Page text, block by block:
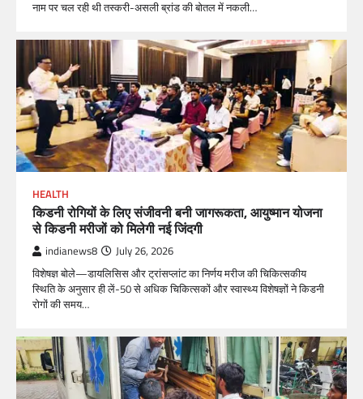
नाम पर चल रही थी तस्करी-असली ब्रांड की बोतल में नकली…
HEALTH
किडनी रोगियों के लिए संजीवनी बनी जागरूकता, आयुष्मान योजना
से किडनी मरीजों को मिलेगी नई जिंदगी
indianews8 July 26, 2026
विशेषज्ञ बोले—डायलिसिस और ट्रांसप्लांट का निर्णय मरीज की चिकित्सकीय
स्थिति के अनुसार ही लें-50 से अधिक चिकित्सकों और स्वास्थ्य विशेषज्ञों ने किडनी
रोगों की समय…